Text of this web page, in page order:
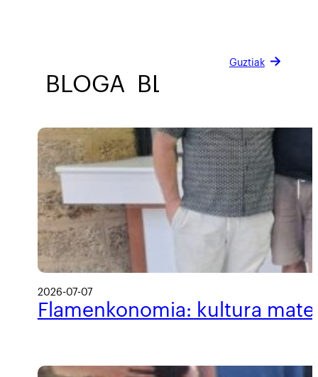
BLOGA BLOGA
Guztiak
2026-07-07
Flamenkonomia: kultura